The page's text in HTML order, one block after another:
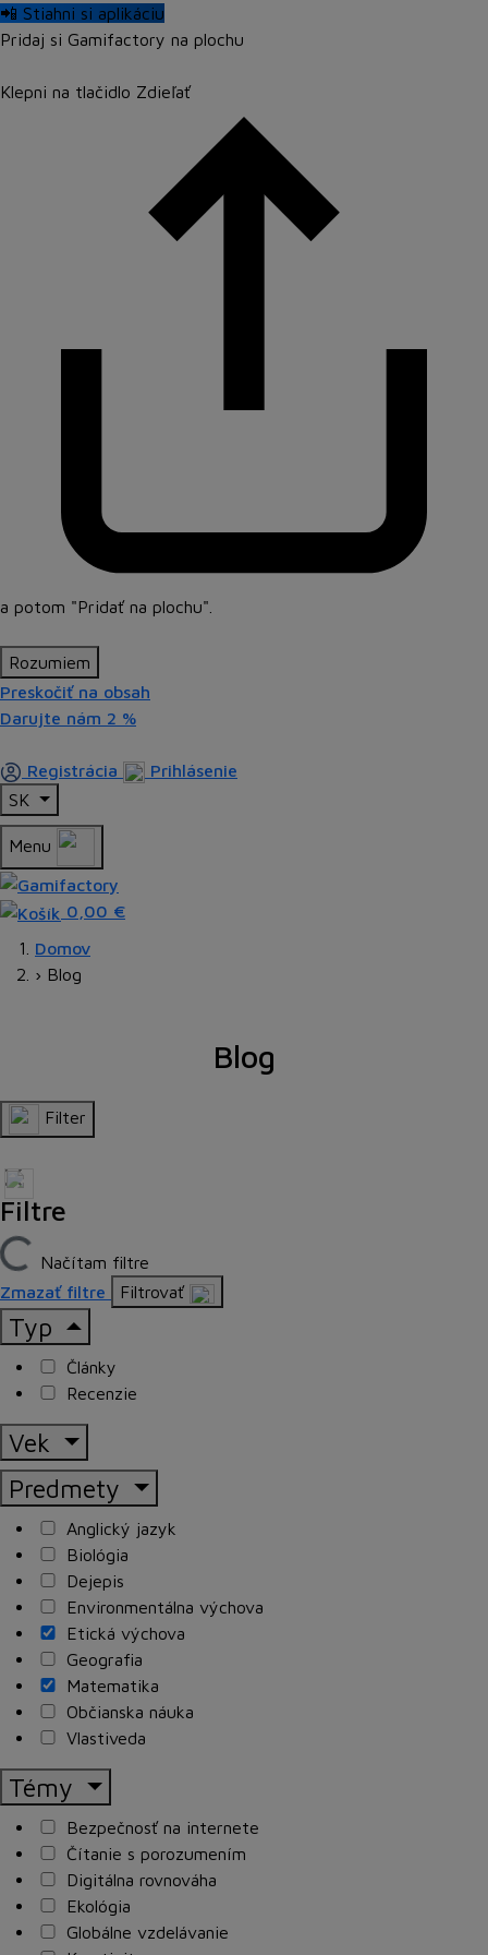
📲 Stiahni si aplikáciu
Pridaj si Gamifactory na plochu
Klepni na tlačidlo Zdieľať
a potom "Pridať na plochu"
Rozumiem
Preskočiť na obsah
Darujte nám 2 %
Registrácia
Prihlásenie
SK
Menu
0,00 €
Domov
› Blog
Blog
Filter
Filtre
Načítam filtre
Zmazať filtre
Filtrovať
Typ
Články
Recenzie
Vek
Predmety
Anglický jazyk
Biológia
Dejepis
Environmentálna výchova
Etická výchova
Geografia
Matematika
Občianska náuka
Vlastiveda
Témy
Bezpečnosť na internete
Čítanie s porozumením
Digitálna rovnováha
Ekológia
Globálne vzdelávanie